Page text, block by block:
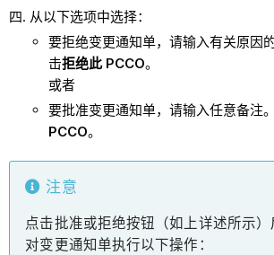
从以下选项中选择：
要拒绝变更通知单，请输入有关原因
击拒绝此 PCCO。
或者
要批准变更通知单，请输入任意备注
PCCO。
注意
点击批准或拒绝按钮（如上详述所示
对变更通知单执行以下操作：